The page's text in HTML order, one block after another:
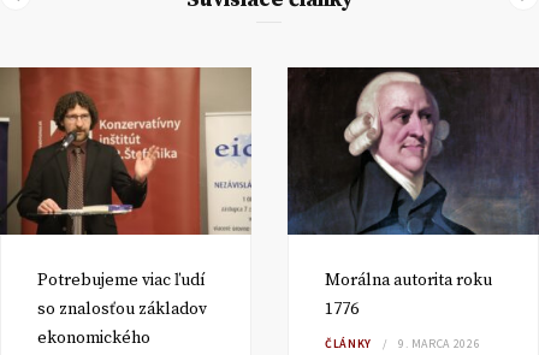
Potrebujeme viac ľudí
so znalosťou základov
ekonomického
Morálna autorita roku
1776
ČLÁNKY
9. MARCA 2026